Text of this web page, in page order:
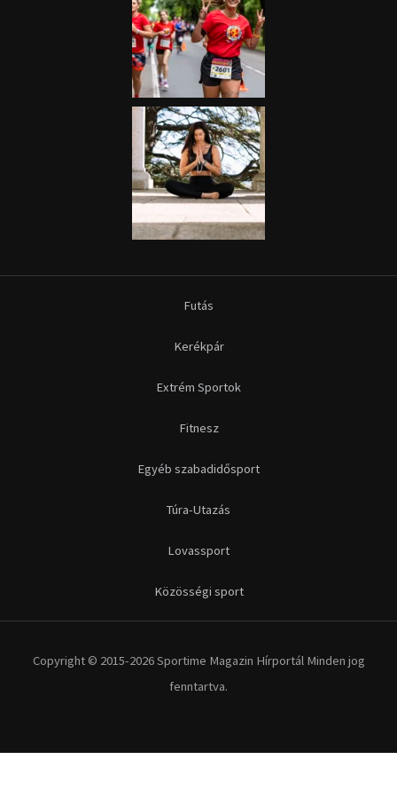
Futás
Kerékpár
Extrém Sportok
Fitnesz
Egyéb szabadidősport
Túra-Utazás
Lovassport
Közösségi sport
Copyright © 2015-2026 Sportime Magazin Hírportál Minden jog
fenntartva.